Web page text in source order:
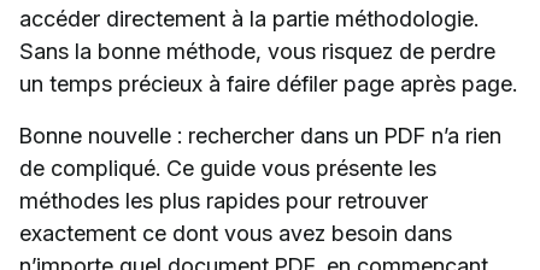
accéder directement à la partie méthodologie.
Sans la bonne méthode, vous risquez de perdre
un temps précieux à faire défiler page après page.
Bonne nouvelle : rechercher dans un PDF n’a rien
de compliqué. Ce guide vous présente les
méthodes les plus rapides pour retrouver
exactement ce dont vous avez besoin dans